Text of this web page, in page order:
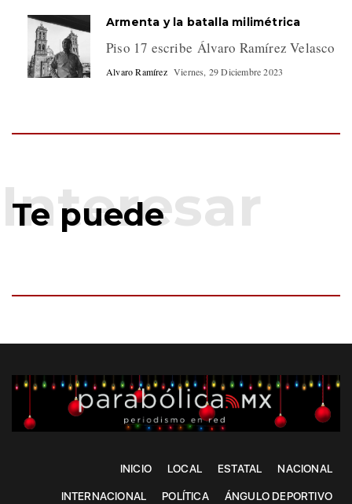
Armenta y la batalla milimétrica
Piso 17 escribe Álvaro Ramírez Velasco
Alvaro Ramírez Viernes, 29 Diciembre 2023
Te puede
INICIO LOCAL ESTATAL NACIONAL
INTERNACIONAL POLÍTICA ÁNGULO DEPORTIVO